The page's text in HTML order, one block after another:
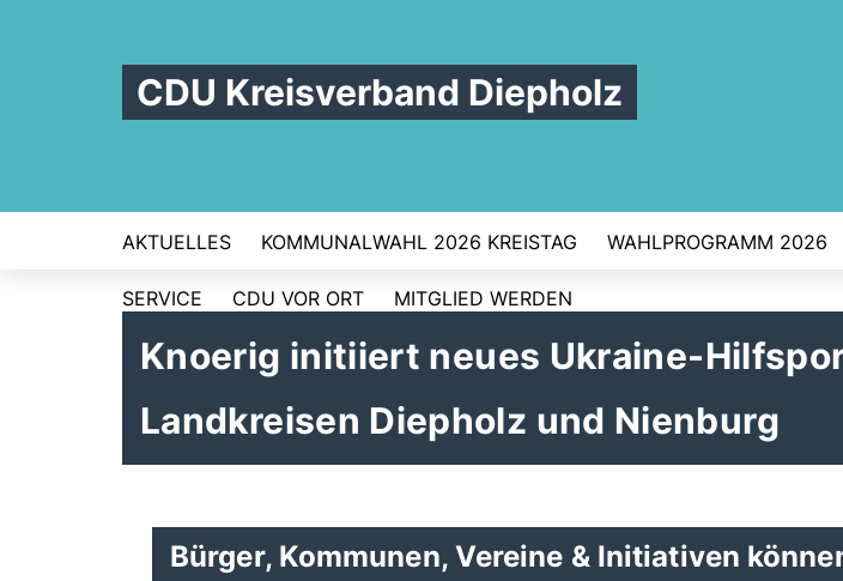
CDU Kreisverband Diepholz
AKTUELLES KOMMUNALWAHL 2026 KREISTAG WAHLPROGRAMM 2026
SERVICE CDU VOR ORT MITGLIED WERDEN
Knoerig initiiert neues Ukraine-
Landkreisen Diepholz und Nienburg
Bürger, Kommunen, Vereine & Initiativen